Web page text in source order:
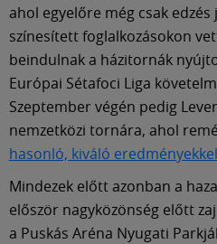
ahol egyelőre még csak edzés
színesített foglalkozásokon
beindulnak a házitornák
Európai Sétafoci Liga
Szeptember végén pedig
nemzetközi tornára, ahol
hasonló, kiváló eredményekkel
Mindezek előtt azonban a
először nagyközönség előtt
a Puskás Aréna Nyugati